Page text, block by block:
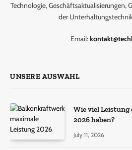
Technologie, Geschäftsaktualisierungen,
der
Email:
UNSERE AUSWAHL
Wie viel
2026 haben?
July 11, 2026